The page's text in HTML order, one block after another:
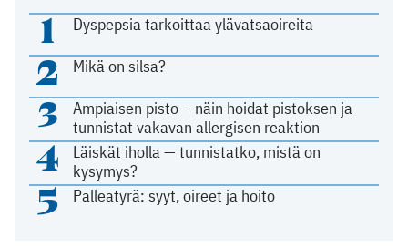
1 Dyspepsia tarkoittaa ylävatsaoireita
2 Mikä on silsa?
3
Ampiaisen pisto – näin hoidat pistoksen ja
tunnistat vakavan allergisen reaktion
4
Läiskät iholla — tunnistatko, mistä on
kysymys?
5 Palleatyrä: syyt, oireet ja hoito